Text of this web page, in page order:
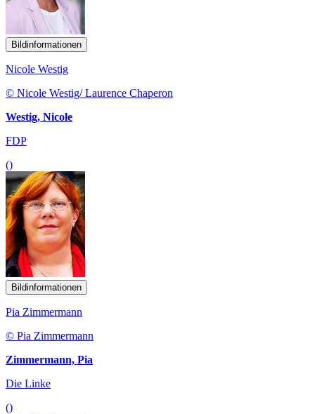
Bildinformationen
Nicole Westig
© Nicole Westig/ Laurence Chaperon
Westig, Nicole
FDP
()
Bildinformationen
Pia Zimmermann
© Pia Zimmermann
Zimmermann, Pia
Die Linke
()